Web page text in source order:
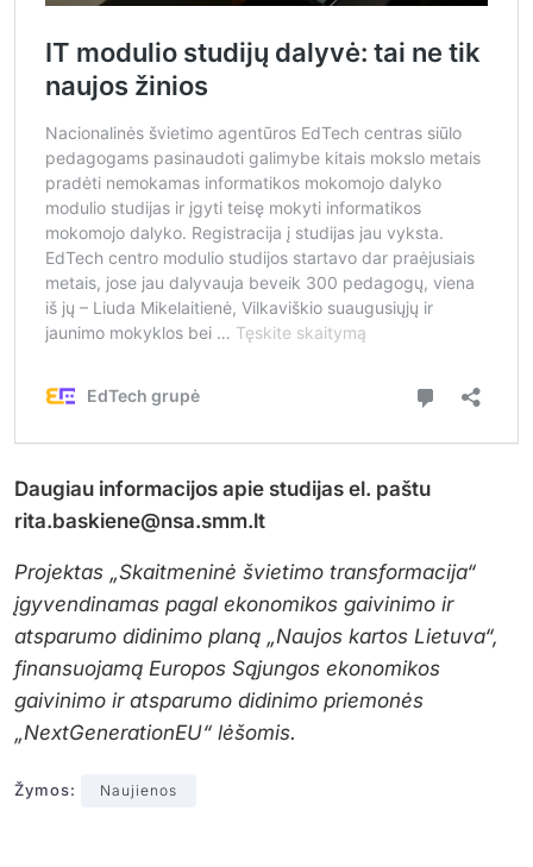
Daugiau informacijos apie studijas el. paštu
rita.baskiene@nsa.smm.lt
Projektas „Skaitmeninė švietimo transformacija“
įgyvendinamas pagal ekonomikos gaivinimo ir
atsparumo didinimo planą „Naujos kartos Lietuva“,
finansuojamą Europos Sąjungos ekonomikos
gaivinimo ir atsparumo didinimo priemonės
„NextGenerationEU“ lėšomis.
Žymos: Naujienos